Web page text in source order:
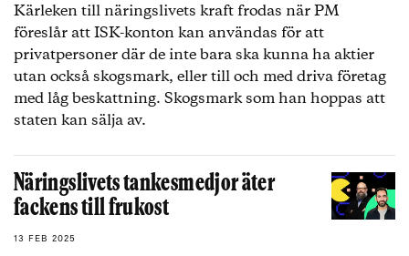
Kärleken till näringslivets kraft frodas när PM
föreslår att ISK-konton kan användas för att
privatpersoner där de inte bara ska kunna ha aktier
utan också skogsmark, eller till och med driva företag
med låg beskattning. Skogsmark som han hoppas att
staten kan sälja av.
Näringslivets tankesmedjor äter
fackens till frukost
13 FEB 2025